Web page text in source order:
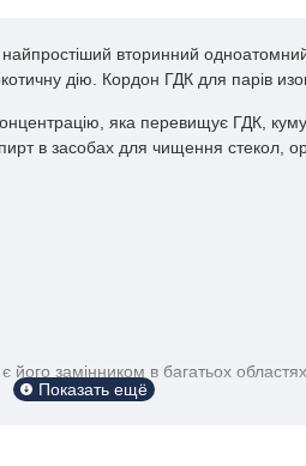
вторинний
дію. Кордон ГДК для парів
яка перевищує ГДК,
в засобах для чищення стекол,
замінником в багатьох